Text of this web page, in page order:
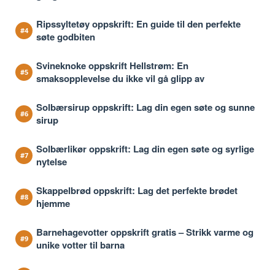
Ripssyltetøy oppskrift: En guide til den perfekte
søte godbiten
Svineknoke oppskrift Hellstrøm: En
smaksopplevelse du ikke vil gå glipp av
Solbærsirup oppskrift: Lag din egen søte og sunne
sirup
Solbærlikør oppskrift: Lag din egen søte og syrlige
nytelse
Skappelbrød oppskrift: Lag det perfekte brødet
hjemme
Barnehagevotter oppskrift gratis – Strikk varme og
unike votter til barna